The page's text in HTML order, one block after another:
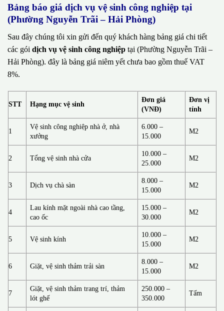
Bảng báo giá dịch vụ vệ sinh công nghiệp tại
(Phường Nguyễn Trãi – Hải Phòng)
Sau đây chúng tôi xin gửi đến quý khách hàng bảng giá chi tiết
các gói dịch vụ vệ sinh công nghiệp tại (Phường Nguyễn Trãi –
Hải Phòng). đây là bảng giá niêm yết chưa bao gồm thuế VAT
8%.
STT Hạng mục vệ sinh
Đơn giá
(VNĐ)
Đơn vị
tính
1
Vệ sinh công nghiệp nhà ở, nhà
xưởng
6.000 –
15.000
M2
2 Tổng vệ sinh nhà cửa
10.000 –
25.000
M2
3 Dịch vụ chà sàn
8.000 –
15.000
M2
4
Lau kính mặt ngoài nhà cao tầng,
cao ốc
15.000 –
30.000
M2
5 Vệ sinh kính
10.000 –
15.000
M2
6 Giặt, vệ sinh thảm trải sàn
8.000 –
15.000
M2
7
Giặt, vệ sinh thảm trang trí, thảm
lót ghế
250.000 –
350.000
Tấm